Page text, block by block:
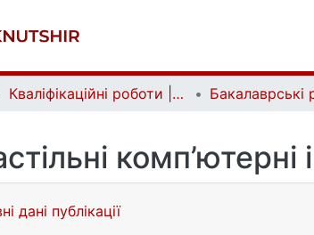
Кваліфікаційні роботи | Qualifying works
дані публікації